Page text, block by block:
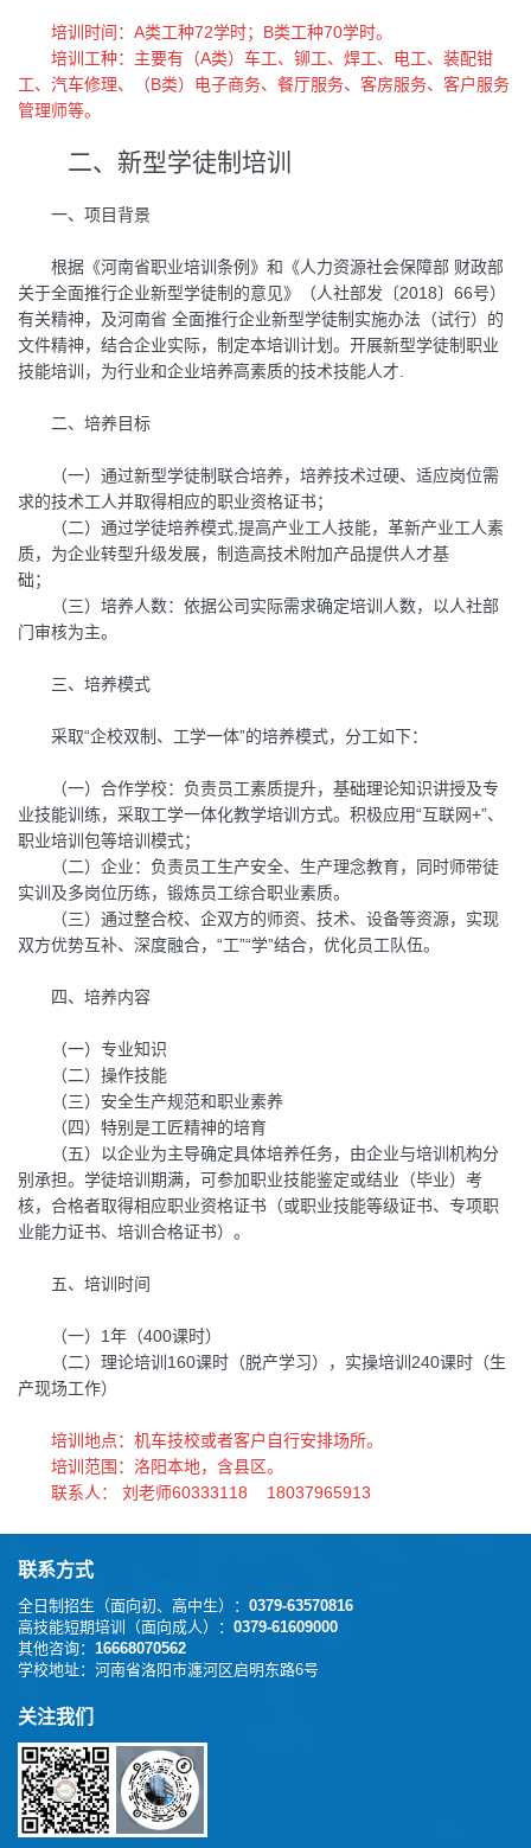
培训时间：A类工种72学时；B类工种70学时。
培训工种：主要有（A类）车工、铆工、焊工、电工、装配钳
工、汽车修理、（B类）电子商务、餐厅服务、客房服务、客户服务
管理师等。
二、新型学徒制培训
一、项目背景
根据《河南省职业培训条例》和《人力资源社会保障部 财政部
关于全面推行企业新型学徒制的意见》（人社部发〔2018〕66号）
有关精神，及河南省 全面推行企业新型学徒制实施办法（试行）的
文件精神，结合企业实际，制定本培训计划。开展新型学徒制职业
技能培训，为行业和企业培养高素质的技术技能人才.
二、培养目标
（一）通过新型学徒制联合培养，培养技术过硬、适应岗位需
求的技术工人并取得相应的职业资格证书；
（二）通过学徒培养模式,提高产业工人技能，革新产业工人素
质，为企业转型升级发展，制造高技术附加产品提供人才基
础；
（三）培养人数：依据公司实际需求确定培训人数，以人社部
门审核为主。
三、培养模式
采取“企校双制、工学一体”的培养模式，分工如下：
（一）合作学校：负责员工素质提升，基础理论知识讲授及专
业技能训练，采取工学一体化教学培训方式。积极应用“互联网+”、
职业培训包等培训模式；
（二）企业：负责员工生产安全、生产理念教育，同时师带徒
实训及多岗位历练，锻炼员工综合职业素质。
（三）通过整合校、企双方的师资、技术、设备等资源，实现
双方优势互补、深度融合，“工”“学”结合，优化员工队伍。
四、培养内容
（一）专业知识
（二）操作技能
（三）安全生产规范和职业素养
（四）特别是工匠精神的培育
（五）以企业为主导确定具体培养任务，由企业与培训机构分
别承担。学徒培训期满，可参加职业技能鉴定或结业（毕业）考
核，合格者取得相应职业资格证书（或职业技能等级证书、专项职
业能力证书、培训合格证书）。
五、培训时间
（一）1年（400课时）
（二）理论培训160课时（脱产学习），实操培训240课时（生
产现场工作）
培训地点：机车技校或者客户自行安排场所。
培训范围：洛阳本地，含县区。
联系人： 刘老师60333118 18037965913
联系方式
全日制招生（面向初、高中生）： 0379-63570816
高技能短期培训（面向成人）： 0379-61609000
其他咨询： 16668070562
学校地址： 河南省洛阳市瀍河区启明东路6号
关注我们